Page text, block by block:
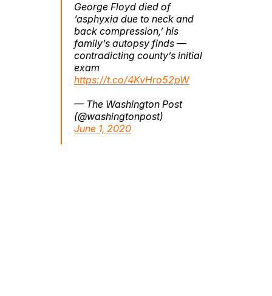
George Floyd died of
‘asphyxia due to neck and
back compression,’ his
family’s autopsy finds —
contradicting county’s initial
exam
https://t.co/4KvHro52pW
— The Washington Post
(@washingtonpost)
June 1, 2020